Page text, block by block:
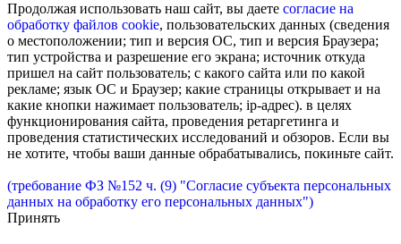
Продолжая использовать наш сайт, вы даете согласие на
обработку файлов cookie, пользовательских данных (сведения
о местоположении; тип и версия ОС, тип и версия Браузера;
тип устройства и разрешение его экрана; источник откуда
пришел на сайт пользователь; с какого сайта или по какой
рекламе; язык ОС и Браузер; какие страницы открывает и на
какие кнопки нажимает пользователь; ip-адрес). в целях
функционирования сайта, проведения ретаргетинга и
проведения статистических исследований и обзоров. Если вы
не хотите, чтобы ваши данные обрабатывались, покиньте сайт.
(требование ФЗ №152 ч. (9) "Согласие субъекта персональных
данных на обработку его персональных данных")
Принять